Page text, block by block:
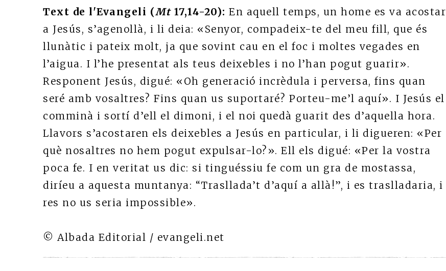
Text de l'Evangeli (Mt17,14-20): En aquell temps, un home es va acostar
a Jesús, s’agenollà, i li deia: «Senyor, compadeix-te del meu fill, que és
llunàtic i pateix molt, ja que sovint cau en el foc i moltes vegades en
l’aigua. I l’he presentat als teus deixebles i no l’han pogut guarir».
Responent Jesús, digué: «Oh generació incrèdula i perversa, fins quan
seré amb vosaltres? Fins quan us suportaré? Porteu-me’l aquí». I Jesús el
comminà i sortí d’ell el dimoni, i el noi quedà guarit des d’aquella hora.
Llavors s’acostaren els deixebles a Jesús en particular, i li digueren: «Per
què nosaltres no hem pogut expulsar-lo?». Ell els digué: «Per la vostra
poca fe. I en veritat us dic: si tinguéssiu fe com un gra de mostassa,
diríeu a aquesta muntanya: “Trasllada’t d’aquí a allà!”, i es traslladaria, i
res no us seria impossible».
© Albada Editorial / evangeli.net